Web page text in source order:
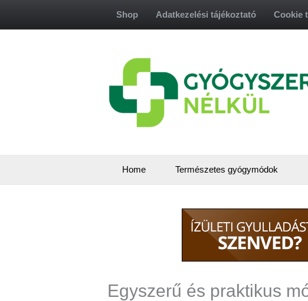
Shop Adatkezelési tájékoztató Cookie
Home Természetes gyógymódok
Egyszerű és praktikus